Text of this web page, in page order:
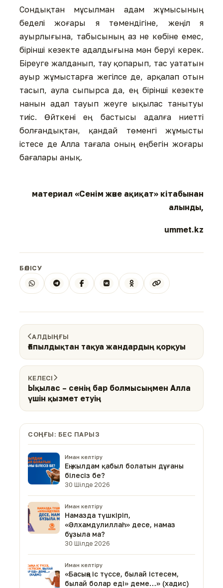
Сондықтан мұсылман адам жұмысының
беделі жоғары я төмендігіне, жеңіл я
ауырлығына, табысының аз не көбіне емес,
бірінші кезекте адалдығына мән беруі керек.
Біреуге жалданып, тау қопарып, тас уататын
ауыр жұмыстарға жегілсе де, арқалап отын
тасып, аула сыпырса да, ең бірінші кезекте
нанын адал тауып жеуге ықылас танытуы
тиіс. Өйткені ең бастысы адалға ниетті
болғандықтан, қандай төменгі жұмысты
істесе де Алла тағала оның еңбегін жоғары
бағалары анық.
материал «Сенім және ақиқат» кітабынан
алынды,
ummet.kz
БӨЛІСУ
АЛДЫҢҒЫ
Ғапылдықтан тақуа жандардың қорқуы
КЕЛЕСІ
Ықылас – сенің бар болмысыңмен Алла
үшін қызмет етуің
СОҢҒЫ: БЕС ПАРЫЗ
Иман келтіру
Ең жылдам қабыл болатын дұғаны
білесіз бе?
30 Шілде 2026
Иман келтіру
Намазда түшкіріп,
«Әлхамдулиллаһ» десе, намаз
бұзыла ма?
30 Шілде 2026
Иман келтіру
«Басыңа іс түссе, былай істесем,
былай болар еді» деме…» (хадис)